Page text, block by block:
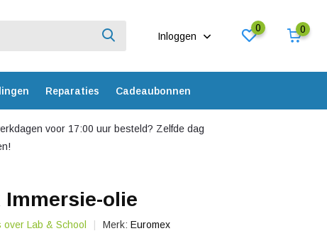
Inloggen
0 0
Reparaties Cadeaubonnen
voor 17:00 uur besteld? Zelfde dag
Immersie-olie
over Lab & School Merk:Euromex